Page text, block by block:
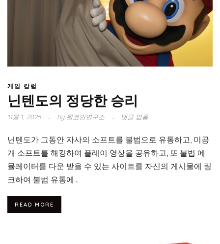
게임 칼럼
닌텐도의 정당한 승리
11월 1, 2025 By원코인연구소 댓글 없음
닌텐도가 그동안 자사의 소프트를 불법으로 유통하고, 미공
개 소프트를 해킹하여 플레이 영상을 공유하고, 또 불법 에
뮬레이터를 다운 받을 수 있는 사이트를 자신의 게시물에 링
크하여 불법 유통에...
READ MORE